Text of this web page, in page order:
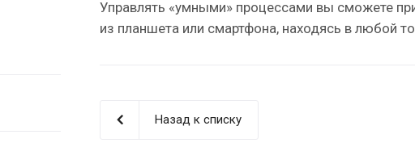
Управлять «умными» процессами вы сможете
из планшета или смартфона, находясь в любой
Назад к списку